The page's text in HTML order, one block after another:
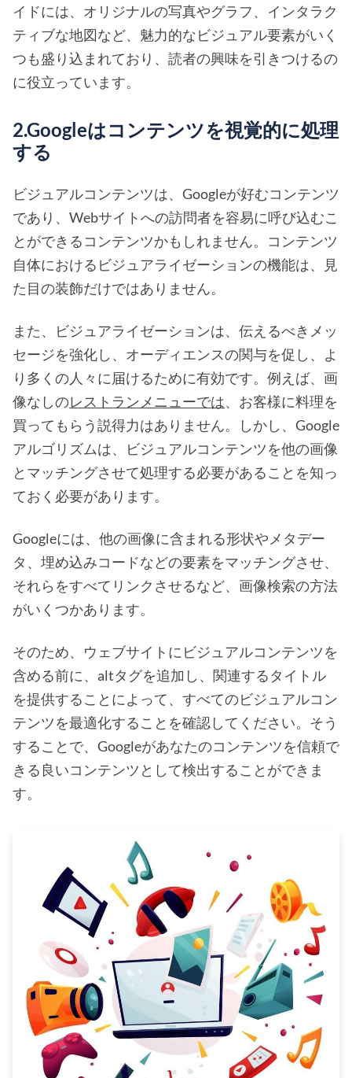
イドには、オリジナルの写真やグラフ、インタラク
ティブな地図など、魅力的なビジュアル要素がいく
つも盛り込まれており、読者の興味を引きつけるの
に役立っています。
2.Googleはコンテンツを視覚的に処理
する
ビジュアルコンテンツは、Googleが好むコンテンツ
であり、Webサイトへの訪問者を容易に呼び込むこ
とができるコンテンツかもしれません。コンテンツ
自体におけるビジュアライゼーションの機能は、見
た目の装飾だけではありません。
また、ビジュアライゼーションは、伝えるべきメッ
セージを強化し、オーディエンスの関与を促し、よ
り多くの人々に届けるために有効です。例えば、画
像なしのレストランメニューでは、お客様に料理を
買ってもらう説得力はありません。しかし、Google
アルゴリズムは、ビジュアルコンテンツを他の画像
とマッチングさせて処理する必要があることを知っ
ておく必要があります。
Googleには、他の画像に含まれる形状やメタデー
タ、埋め込みコードなどの要素をマッチングさせ、
それらをすべてリンクさせるなど、画像検索の方法
がいくつかあります。
そのため、ウェブサイトにビジュアルコンテンツを
含める前に、altタグを追加し、関連するタイトル
を提供することによって、すべてのビジュアルコン
テンツを最適化することを確認してください。そう
することで、Googleがあなたのコンテンツを信頼で
きる良いコンテンツとして検出することができま
す。